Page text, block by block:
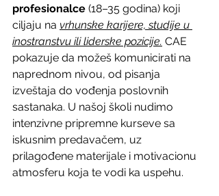
profesionalce (18–35 godina) koji
ciljaju na vrhunske karijere, studije u
inostranstvu ili liderske pozicije. CAE
pokazuje da možeš komunicirati na
naprednom nivou, od pisanja
izveštaja do vođenja poslovnih
sastanaka. U našoj školi nudimo
intenzivne pripremne kurseve sa
iskusnim predavačem, uz
prilagođene materijale i motivacionu
atmosferu koja te vodi ka uspehu.